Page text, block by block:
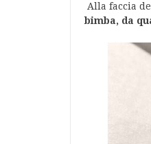
Alla faccia
bimba, da